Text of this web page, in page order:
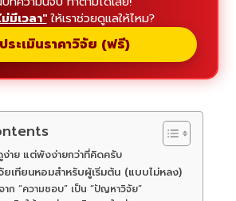
ม่มีเวลา"ให้เราช่วยดูแลให้ไหม?
ประเมินราคาวิจัย (ฟรี)
ง่าย แต่พังง่ายกว่าที่คิดครับ
ยเทียนหอมสำหรับผู้เริ่มต้น (แบบไม่หลง)
าก “ความชอบ” เป็น “ปัญหาวิจัย”